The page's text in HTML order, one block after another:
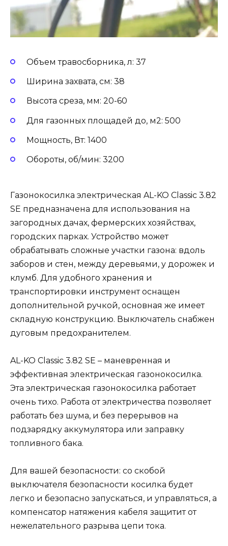
Объем травосборника, л: 37
Ширина захвата, см: 38
Высота среза, мм: 20-60
Для газонных площадей до, м2: 500
Мощность, Вт: 1400
Обороты, об/мин: 3200
Газонокосилка электрическая AL-KO Classic 3.82
SE предназначена для использования на
загородных дачах, фермерских хозяйствах,
городских парках. Устройство может
обрабатывать сложные участки газона: вдоль
заборов и стен, между деревьями, у дорожек и
клумб. Для удобного хранения и
транспортировки инструмент оснащен
дополнительной ручкой, основная же имеет
складную конструкцию. Выключатель снабжен
дуговым предохранителем.
AL-KO Classic 3.82 SE – маневренная и
эффективная электрическая газонокосилка.
Эта электрическая газонокосилка работает
очень тихо. Работа от электричества позволяет
работать без шума, и без перерывов на
подзарядку аккумулятора или заправку
топливного бака.
Для вашей безопасности: со скобой
выключателя безопасности косилка будет
легко и безопасно запускаться, и управляться, а
компенсатор натяжения кабеля защитит от
нежелательного разрыва цепи тока.